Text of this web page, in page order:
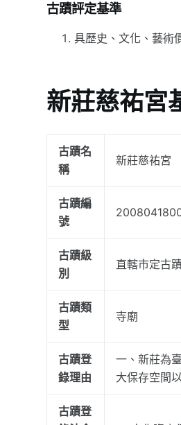
古蹟評定基準
具歷史、文化、藝術
新莊慈祐宮
古蹟名
稱
新莊慈祐宮
古蹟編
號
古蹟級
別
直轄市定古
古蹟類
型
寺廟
古蹟登
錄理由
一、新莊為
大保存空間
古蹟登